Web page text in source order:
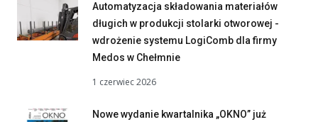
Automatyzacja składowania materiałów
długich w produkcji stolarki otworowej -
wdrożenie systemu LogiComb dla firmy
Medos w Chełmnie
1 czerwiec 2026
Nowe wydanie kwartalnika „OKNO” już